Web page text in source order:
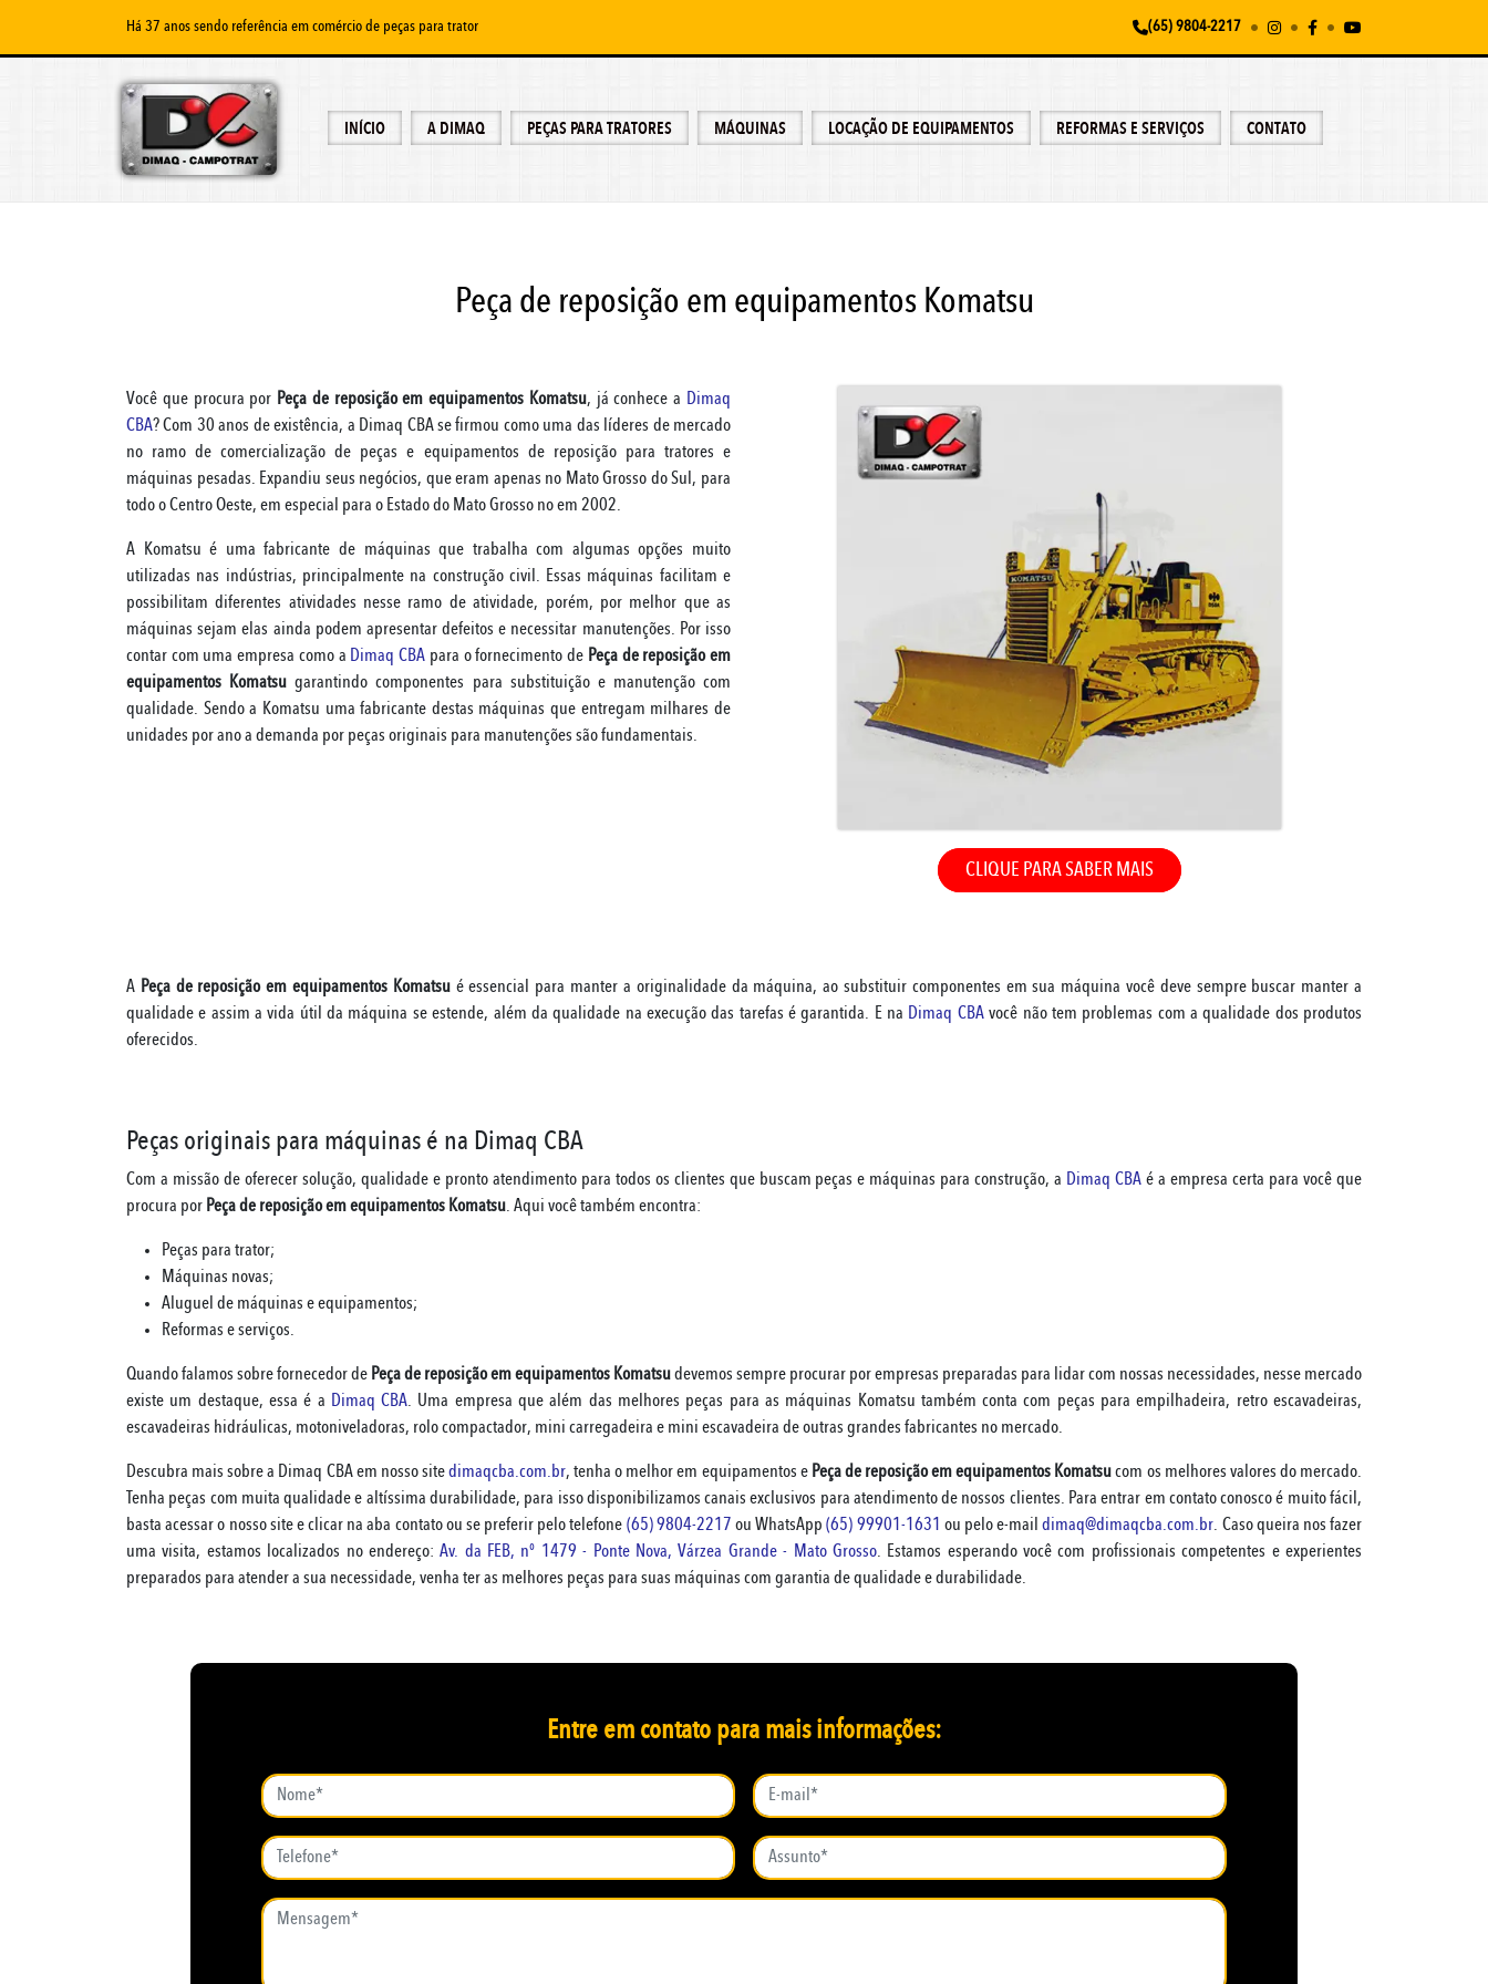
Há 37 anos sendo referência em comércio de peças para trator (65) 9804-2217
INÍCIO A DIMAQ PEÇAS PARA TRATORES MÁQUINAS LOCAÇÃO DE EQUIPAMENTOS REFORMAS E SERVIÇOS CONTATO
Peça de reposição em equipamentos Komatsu
Você que procura por Peça de reposição em equipamentos Komatsu, já conhece a Dimaq
CBA? Com 30 anos de existência, a Dimaq CBA se firmou como uma das líderes de mercado
no ramo de comercialização de peças e equipamentos de reposição para tratores e
máquinas pesadas. Expandiu seus negócios, que eram apenas no Mato Grosso do Sul, para
todo o Centro Oeste, em especial para o Estado do Mato Grosso no em 2002.
A Komatsu é uma fabricante de máquinas que trabalha com algumas opções muito
utilizadas nas indústrias, principalmente na construção civil. Essas máquinas facilitam e
possibilitam diferentes atividades nesse ramo de atividade, porém, por melhor que as
máquinas sejam elas ainda podem apresentar defeitos e necessitar manutenções. Por isso
contar com uma empresa como a Dimaq CBA para o fornecimento de Peça de reposição em
equipamentos Komatsu garantindo componentes para substituição e manutenção com
qualidade. Sendo a Komatsu uma fabricante destas máquinas que entregam milhares de
unidades por ano a demanda por peças originais para manutenções são fundamentais.
CLIQUE PARA SABER MAIS
A Peça de reposição em equipamentos Komatsué essencial para manter a originalidade da máquina, ao substituir componentes em sua máquina você deve sempre buscar manter a
qualidade e assim a vida útil da máquina se estende, além da qualidade na execução das tarefas é garantida. E na Dimaq CBAvocê não tem problemas com a qualidade dos produtos
oferecidos.
Peças originais para máquinas é na Dimaq CBA
Com a missão de oferecer solução, qualidade e pronto atendimento para todos os clientes que buscam peças e máquinas para construção, a Dimaq CBA é a empresa certa para você que
procura por Peça de reposição em equipamentos Komatsu. Aqui você também encontra:
Peças para trator;
Máquinas novas;
Aluguel de máquinas e equipamentos;
Reformas e serviços.
Quando falamos sobre fornecedor de Peça de reposição em equipamentos Komatsudevemos sempre procurar por empresas preparadas para lidar com nossas necessidades, nesse mercado
existe um destaque, essa é a Dimaq CBA. Uma empresa que além das melhores peças para as máquinas Komatsu também conta com peças para empilhadeira, retro escavadeiras,
escavadeiras hidráulicas, motoniveladoras, rolo compactador, mini carregadeira e mini escavadeira de outras grandes fabricantes no mercado.
Descubra mais sobre a Dimaq CBA em nosso sitedimaqcba.com.br, tenha o melhor em equipamentos e Peça de reposição em equipamentos Komatsucom os melhores valores do mercado.
Tenha peças com muita qualidade e altíssima durabilidade, para isso disponibilizamos canais exclusivos para atendimento de nossos clientes. Para entrar em contato conosco é muito fácil,
basta acessar o nosso site e clicar na aba contato ou se preferir pelo telefone (65) 9804-2217 ou WhatsApp(65) 99901-1631 ou pelo e-maildimaq@dimaqcba.com.br. Caso queira nos fazer
uma visita, estamos localizados no endereço:Av. da FEB, nº 1479 - Ponte Nova, Várzea Grande - Mato Grosso. Estamos esperando você com profissionais competentes e experientes
preparados para atender a sua necessidade, venha ter as melhores peças para suas máquinas com garantia de qualidade e durabilidade.
Entre em contato para mais informações: